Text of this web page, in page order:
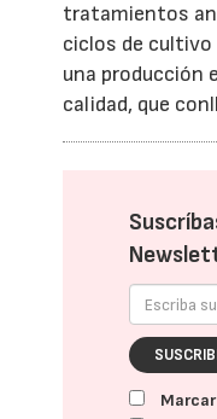
tratamientos
ciclos de
una producción
calidad, que